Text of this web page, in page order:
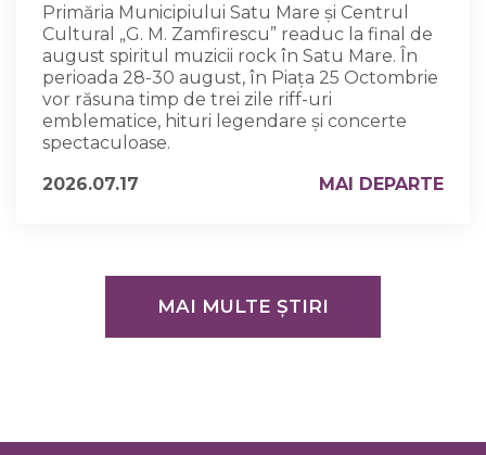
Primăria Municipiului Satu Mare și Centrul
Cultural „G. M. Zamfirescu” readuc la final de
august spiritul muzicii rock în Satu Mare. În
perioada 28-30 august, în Piața 25 Octombrie
vor răsuna timp de trei zile riff-uri
emblematice, hituri legendare și concerte
spectaculoase.
2026.07.17
MAI DEPARTE
MAI MULTE ȘTIRI